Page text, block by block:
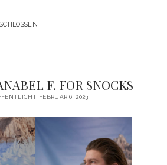
F. FOR SNOCKS
FEBRUAR 6, 2023